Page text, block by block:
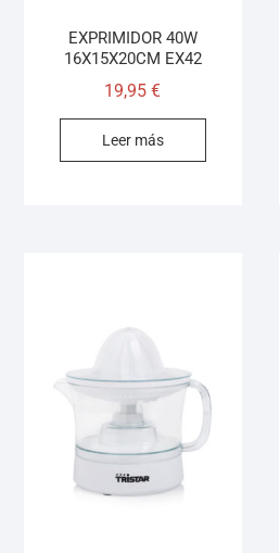
EXPRIMIDOR 40W
16X15X20CM EX42
19,95€
Leer más